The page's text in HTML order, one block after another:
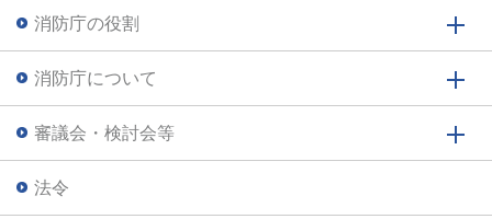
消防庁の役割
消防庁について
審議会・検討会等
法令